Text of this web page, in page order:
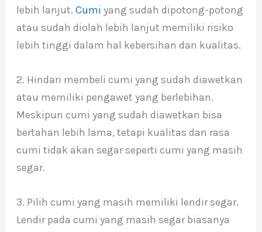
lebih lanjut. Cumi yang sudah dipotong-potong
atau sudah diolah lebih lanjut memiliki risiko
lebih tinggi dalam hal kebersihan dan kualitas.
2. Hindari membeli cumi yang sudah diawetkan
atau memiliki pengawet yang berlebihan.
Meskipun cumi yang sudah diawetkan bisa
bertahan lebih lama, tetapi kualitas dan rasa
cumi tidak akan segar seperti cumi yang masih
segar.
3. Pilih cumi yang masih memiliki lendir segar.
Lendir pada cumi yang masih segar biasanya